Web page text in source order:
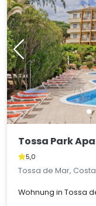
Tossa Park
5,0
Tossa de Mar,
Wohnung in Tossa